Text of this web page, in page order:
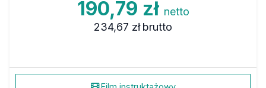
190,79 zł netto
234,67 zł brutto